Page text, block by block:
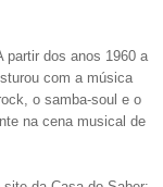
partir dos anos 1960 a
com a música
o samba-soul e o
na cena musical de